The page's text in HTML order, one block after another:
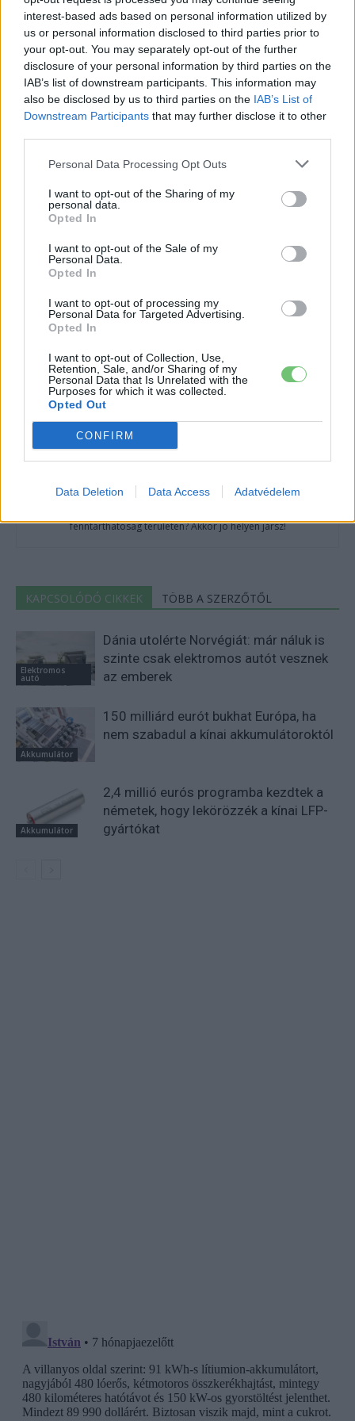
interest-based ads based on personal information utilized by
us or personal information disclosed to third parties prior to
your opt-out. You may separately opt-out of the further
disclosure of your personal information by third parties on the
IAB’s list of downstream participants. This information may
also be disclosed by us to third parties on the IAB’s List of
Downstream Participants that may further disclose it to other
Personal Data Processing Opt Outs
I want to opt-out of the Sharing of my
personal data.
Opted In
I want to opt-out of the Sale of my
Personal Data.
Opted In
I want to opt-out of processing my
Personal Data for Targeted Advertising.
Opted In
I want to opt-out of Collection, Use,
Retention, Sale, and/or Sharing of my
Personal Data that Is Unrelated with the
Purposes for which it was collected.
Opted Out
CONFIRM
Data Deletion Data Access Adatvédelem
gyártó megerősítette, hogy a koncepcióegy jövőbeli
sorozatgyártású modell előképe, amelynek amerikai
piaci bevezetését2028-ra ütemezték .
Kövesd az e-cars.hu-t a Facebookon is, további
tartalmakért!
›
Elektromos autó
Gyártás
e-cars.hu
Érdekelnek a legfrissebb hírek az e-autók világából, vagy
fenntarthatóság területén? Akkor jó helyen jársz!
KAPCSOLÓDÓ CIKKEK TÖBB A SZERZŐTŐL
Elektromos
autó
Dánia utolérte Norvégiát: már náluk is
szinte csak elektromos autót vesznek
az emberek
Akkumulátor
150 milliárd eurót bukhat Európa, ha
nem szabadul a kínai akkumulátoroktól
Akkumulátor
2,4 millió eurós programba kezdtek a
németek, hogy lekörözzék a kínai LFP-
gyártókat